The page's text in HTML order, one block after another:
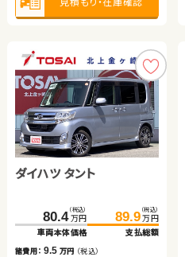
ダイハツ タント
80.4（税込）
万円
車両本体価格
89.9 （税込）
万円
支払総額
諸費用：9.5 万円 （税込）
ダイハツ ムーヴ
44.7（税込）
万円
諸費用：4.3 万円（税込）
なし 岡山県
年式 2015年 走行
スズキ スイフト
185.0（税込）
万円
諸費用：10.3万円（税込）
あり 熊本県
年式 2020年 走行